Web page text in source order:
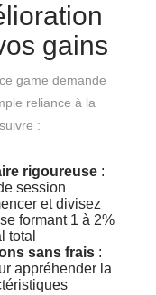
gains
game demande
reliance à la
:
rigoureuse :
session
et divisez
formant 1 à 2%
total
sans frais :
appréhender la